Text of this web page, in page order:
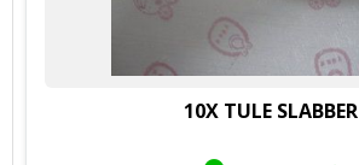
10X TULE SLABBER